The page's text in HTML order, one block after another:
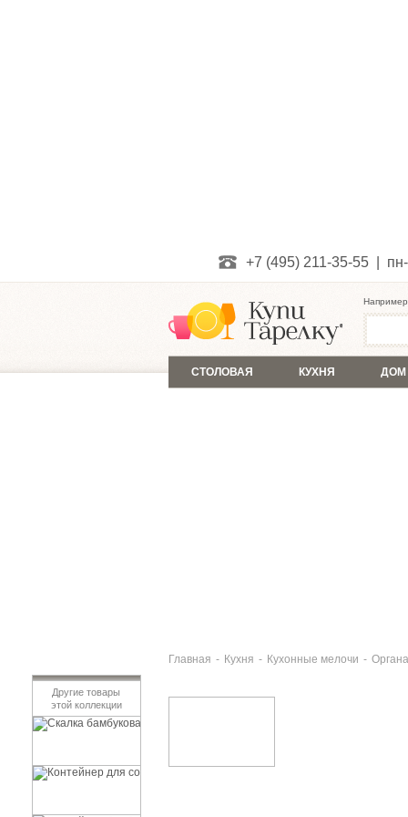
+7 (495) 211-35-55 |
СТОЛОВАЯ КУХНЯ ДОМ
Главная - Кухня - Кухонные мелочи -
Другие товары
этой коллекции